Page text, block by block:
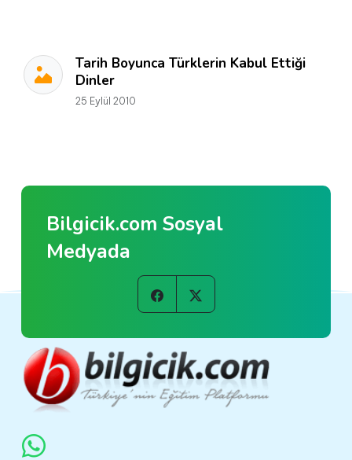
Tarih Boyunca Türklerin Kabul Ettiği
Dinler
25 Eylül 2010
Bilgicik.com Sosyal
Medyada